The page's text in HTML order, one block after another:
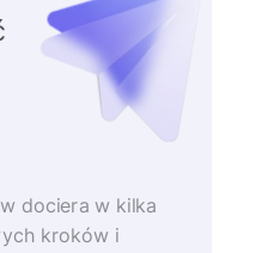
dociera w kilka
kroków i